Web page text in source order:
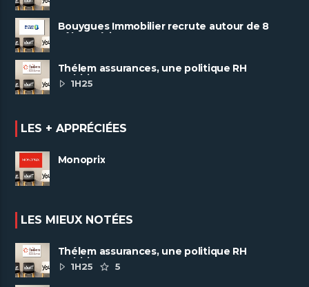
Bouygues Immobilier recrute autour de 8
pôles métiers
Thélem assurances, une politique RH
ambitieuse
1H25
LES + APPRÉCIÉES
Monoprix
LES MIEUX NOTÉES
Thélem assurances, une politique RH
ambitieuse
1H25 5